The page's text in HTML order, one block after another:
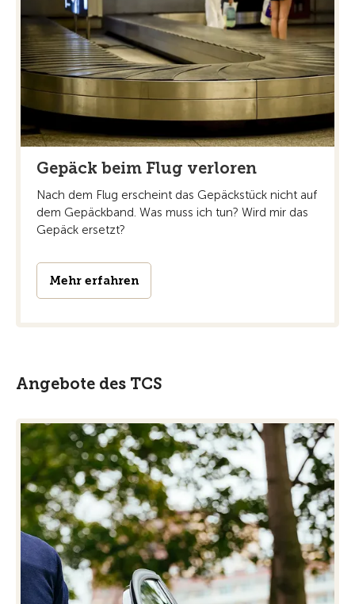
Gepäck beim Flug verloren
Nach dem Flug erscheint das Gepäckstück nicht auf
dem Gepäckband. Was muss ich tun? Wird mir das
Gepäck ersetzt?
Mehr erfahren
Angebote des TCS